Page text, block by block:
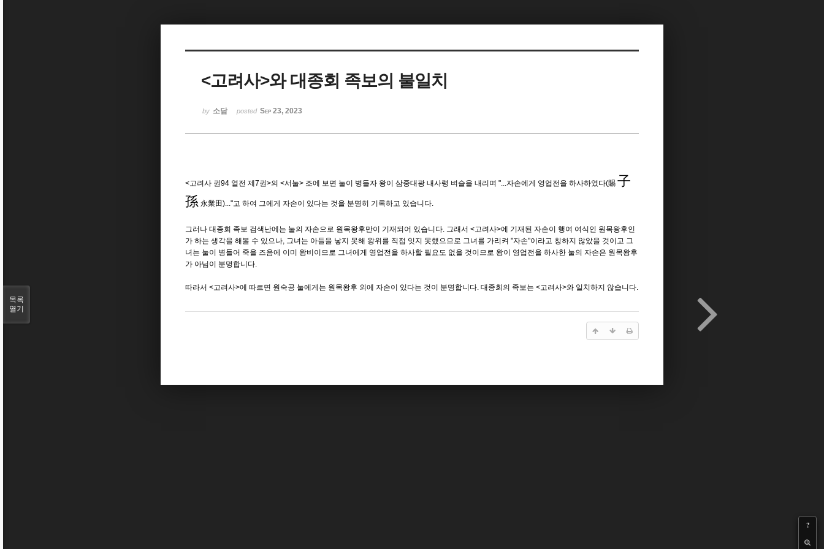
<고려사>와 대종회 족보의 불일치
by 소담 posted Sep 23, 2023
?
<고려사 권94 열전 제 7권>의 <서눌> 조에 보면 눌이 병들자 왕이 삼중대광 내사령 벼슬을 내리며 "...자손에게 영업전을 하사하였다(賜 子
孫 永業田)..."고 하여 그에게 자손이 있다는 것을 분명히 기록하고 있습니다.
그러나 대종회 족보 검색난에는 눌의 자손으로 원목왕후만이 기재되어 있습니다. 그래서 <고려사>에 기재된 자손이 행여 여식인 원목왕후인
가 하는 생각을 해볼 수 있으나, 그녀는 아들을 낳지 못해 왕위를 직접 잇지 못했으므로 그녀를 가리켜 "자손"이라고 칭하지 않았을 것이고 그
녀는 눌이 병들어 죽을 즈음에 이미 왕비이므로 그녀에게 영업전을 하사할 필요도 없을 것이므로 왕이 영업전을 하사한 눌의 자손은 원목왕후
가 아님이 분명합니다.
따라서 <고려사>에 따르면 원숙공 눌에게는 원목왕후 외에 자손이 있다는 것이 분명합니다. 대종회의 족보는 <고려사>와 일치하지 않습니다.
목록
열기
Sketchbook5, 스케치북5
Sketchbook5, 스케치북5